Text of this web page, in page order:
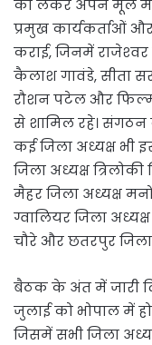
को लेकर अपने मूल
प्रमुख कार्यकर्ताओं और
कराई, जिनमें राजेश्‍वर
कैलाश गावंडे, सीता
रौशन पटेल और फिल्म
से शामिल रहे। संगठन
कई जिला अध्यक्ष भी
जिला अध्यक्ष
मैहर जिला अध्यक्ष
ग्वालियर जिला
चौरे और छतरपुर जिला
बैठक के अंत में जारी
जुलाई को भोपाल में
जिसमें सभी जिला